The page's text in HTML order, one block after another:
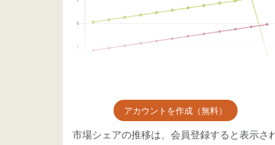
アカウントを作成（無料）
市場シェアの推移は、会員登録すると表示さ